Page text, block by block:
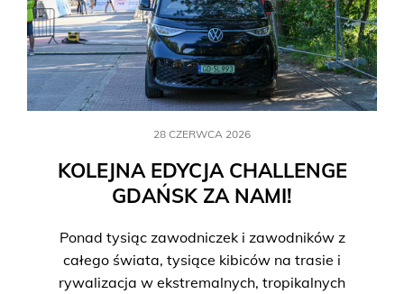
28 CZERWCA 2026
KOLEJNA EDYCJA CHALLENGE
GDAŃSK ZA NAMI!
Ponad tysiąc zawodniczek i zawodników z
całego świata, tysiące kibiców na trasie i
rywalizacja w ekstremalnych, tropikalnych